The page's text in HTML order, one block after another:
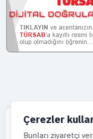
Çerezler
Bunları ziyaretçi